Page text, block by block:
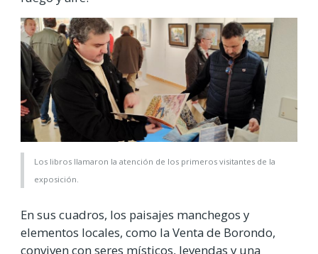
Los libros llamaron la atención de los primeros visitantes de la
exposición.
En sus cuadros, los paisajes manchegos y
elementos locales, como la Venta de Borondo,
conviven con seres místicos, leyendas y una